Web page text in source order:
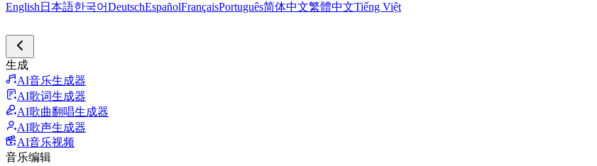
English 日本語한국어DeutschEspañolFrançaisPortuguês简体中文繁體中文Tiếng Việt
生成
AI音乐生成器
AI歌词生成器
AI歌曲翻唱生成器
AI歌声生成器
AI音乐视频
音乐编辑